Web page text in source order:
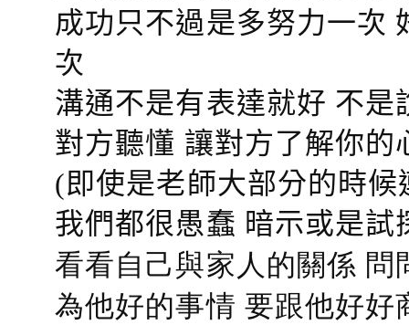
成功只不過是多努力一次
次
溝通不是有表達就好 不
對方聽懂 讓對方了解你
(即使是老師大部分的時候
我們都很愚蠢 暗示或是
看看自己與家人的關係
為他好的事情 要跟他好